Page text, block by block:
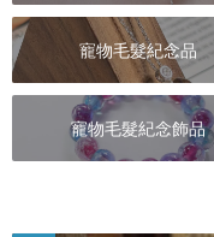
寵物毛髮紀念品
寵物毛髮紀念飾品